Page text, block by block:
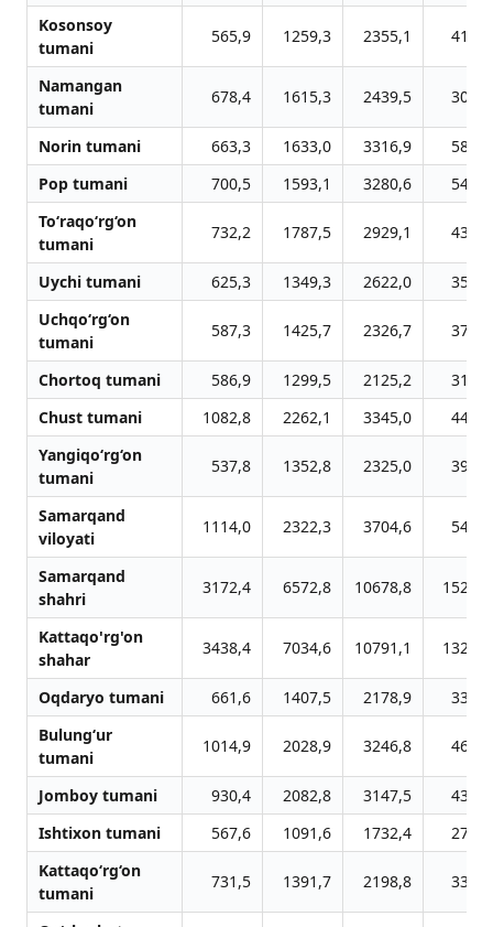
Kosonsoy
tumani
565,9 1259,3 2355,1
Namangan
tumani
678,4 1615,3 2439,5
Norin tumani 663,3 1633,0 3316,9
Pop tumani
700,5 1593,1 3280,6
To‘raqo‘rg‘on
tumani
732,2 1787,5 2929,1
Uychi tumani 625,3 1349,3 2622,0
Uchqo‘rg‘on
tumani
587,3 1425,7 2326,7
Chortoq tumani 586,9 1299,5 2125,2
Chust tumani
1082,8 2262,1 3345,0
Yangiqo‘rg‘on
tumani
537,8 1352,8 2325,0
Samarqand
viloyati
1114,0 2322,3 3704,6
Samarqand
shahri
3172,4 6572,8 10678,8
Kattaqo'rg'on
shahar
3438,4 7034,6 10791,1
Oqdaryo tumani 661,6 1407,5 2178,9
Bulung‘ur
tumani
1014,9 2028,9 3246,8
Jomboy tumani 930,4 2082,8 3147,5
Ishtixon tumani
567,6 1091,6 1732,4
Kattaqo‘rg‘on
tumani
731,5 1391,7 2198,8